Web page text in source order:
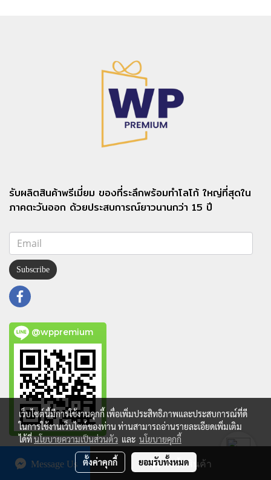
สั่งซื้อสินค้า
Message Us
รับผลิตสินค้าพรีเมี่ยม ของที่ระลึกพร้อมทำโลโก้ ใหญ่ที่สุดใน
ภาคตะวันออก ด้วยประสบการณ์ยาวนานกว่า 15 ปี
Subscribe
@wppremium
Copy right by makewebeasy.com
เว็บไซต์นี้มีการใช้งานคุกกี้ เพื่อเพิ่มประสิทธิภาพและประสบการณ์ที่ดี
ในการใช้งานเว็บไซต์ของท่าน ท่านสามารถอ่านรายละเอียดเพิ่มเติม
ได้ที่นโยบายความเป็นส่วนตัว และ นโยบายคุกกี้
ตั้งค่าคุกกี้ ยอมรับทั้งหมด